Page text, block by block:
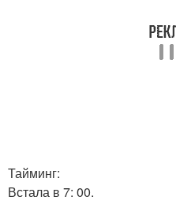
Тайминг:
Встала в 7: 00.